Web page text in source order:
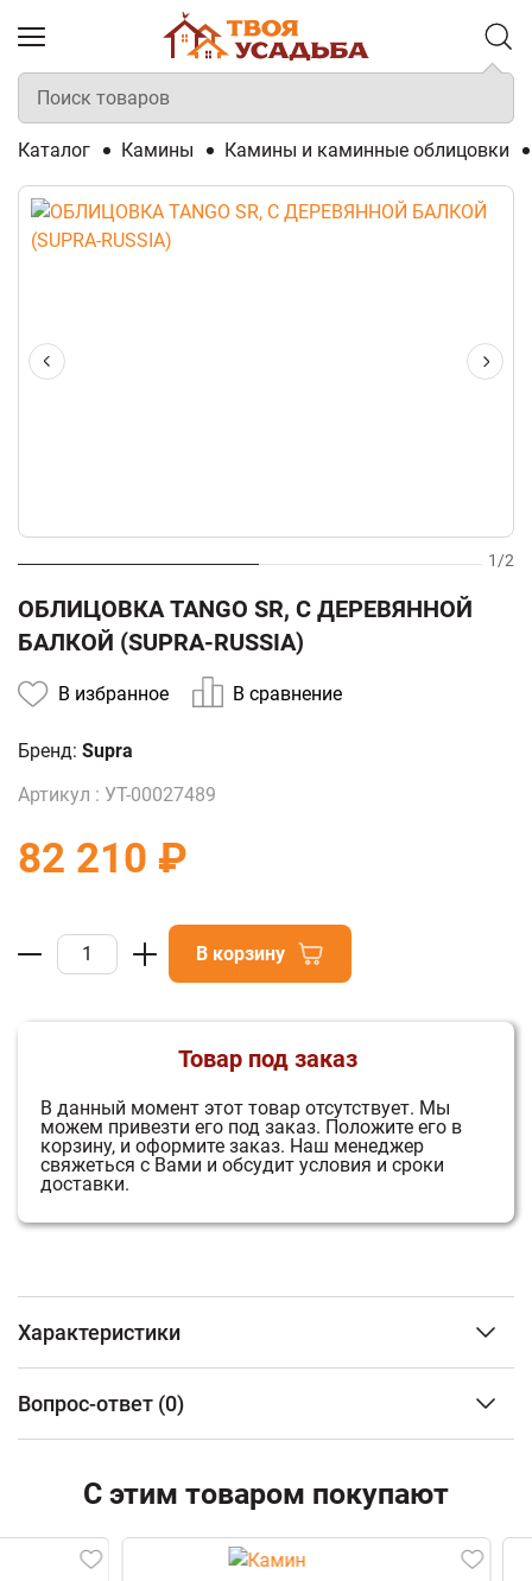
Каталог Камины Камины и каминные облицовки
1/2
ОБЛИЦОВКА TANGO SR, С ДЕРЕВЯННОЙ
БАЛКОЙ (SUPRA-RUSSIA)
В избранное В сравнение
Бренд: Supra
Артикул : УТ-00027489
82 210 ₽
В корзину
Товар под заказ
В данный момент этот товар отсутствует. Мы
можем привезти его под заказ. Положите его в
корзину, и оформите заказ. Наш менеджер
свяжеться с Вами и обсудит условия и сроки
доставки.
Характеристики
Материал изготовления
камень/Дерево
1630 мм
Глубина
Вопрос-ответ (0)
Email
С этим товаром покупают